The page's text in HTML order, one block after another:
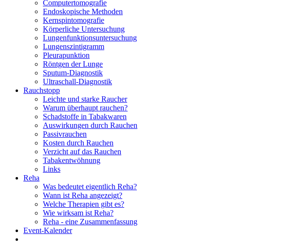
Computertomografie
Endoskopische Methoden
Kernspintomografie
Körperliche Untersuchung
Lungenfunktionsuntersuchung
Lungenszintigramm
Pleurapunktion
Röntgen der Lunge
Sputum-Diagnostik
Ultraschall-Diagnostik
Rauchstopp
Leichte und starke Raucher
Warum überhaupt rauchen?
Schadstoffe in Tabakwaren
Auswirkungen durch Rauchen
Passivrauchen
Kosten durch Rauchen
Verzicht auf das Rauchen
Tabakentwöhnung
Links
Reha
Was bedeutet eigentlich Reha?
Wann ist Reha angezeigt?
Welche Therapien gibt es?
Wie wirksam ist Reha?
Reha - eine Zusammenfassung
Event-Kalender